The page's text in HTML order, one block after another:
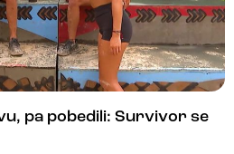
pa pobedili: Survivor se